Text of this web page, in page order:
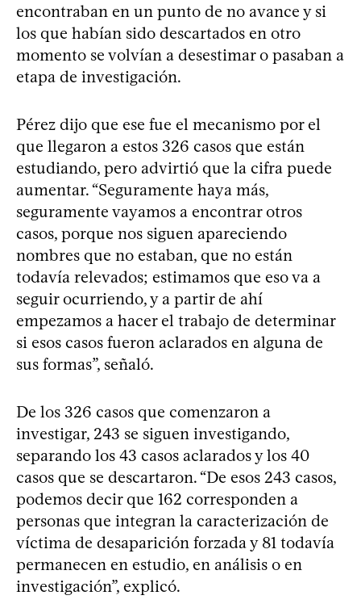
encontraban en un punto de no avance y si
los que habían sido descartados en otro
momento se volvían a desestimar o pasaban a
etapa de investigación.
Pérez dijo que ese fue el mecanismo por el
que llegaron a estos 326 casos que están
estudiando, pero advirtió que la cifra puede
aumentar. “Seguramente haya más,
seguramente vayamos a encontrar otros
casos, porque nos siguen apareciendo
nombres que no estaban, que no están
todavía relevados; estimamos que eso va a
seguir ocurriendo, y a partir de ahí
empezamos a hacer el trabajo de determinar
si esos casos fueron aclarados en alguna de
sus formas”, señaló.
De los 326 casos que comenzaron a
investigar, 243 se siguen investigando,
separando los 43 casos aclarados y los 40
casos que se descartaron. “De esos 243 casos,
podemos decir que 162 corresponden a
personas que integran la caracterización de
víctima de desaparición forzada y 81 todavía
permanecen en estudio, en análisis o en
investigación”, explicó.